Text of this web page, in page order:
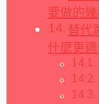
要做的
替代
什麼更